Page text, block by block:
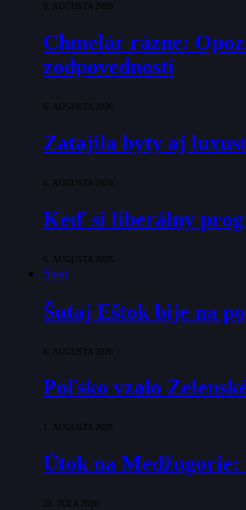
6. AUGUSTA 2026
Chmelár rázne:
zodpovednosti
6. AUGUSTA 2026
Zatajila byty aj
6. AUGUSTA 2026
Keď si liberálny
6. AUGUSTA 2026
Svet
Šutaj Eštok bije na
6. AUGUSTA 2026
Poľsko vzalo
1. AUGUSTA 2026
Útok na
28. JÚLA 2026